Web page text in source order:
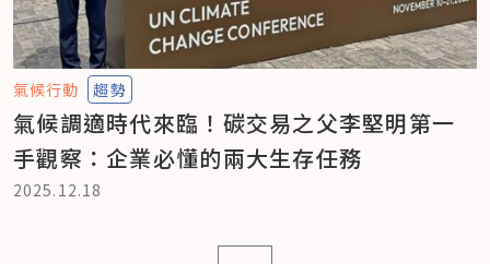
氣候行動 趨勢
氣候調適時代來臨！碳交易之父李堅明第一
手觀察：企業必懂的兩大生存任務
2025.12.18